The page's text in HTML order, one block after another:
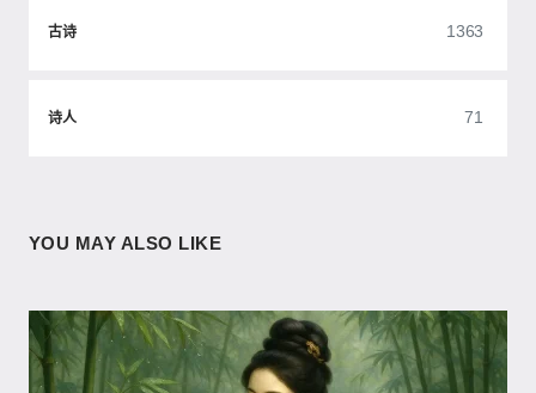
古诗 1363
诗人 71
YOU MAY ALSO LIKE